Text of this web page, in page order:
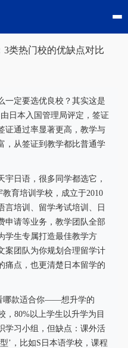
类热门校的优缺点对比
一定要选优良校？其实这是
日本入国管理局评定，签证
证通过率显著更高，教学与
，从签证到教学都比普通学
宇日语，很多同学都选它，
育培训学校，成立于2010
言培训、留学考试培训、日
申请等业务，教学团队全部
学生专属打造最佳教学方
案团队为你规划合理留学计
痛点，也更清楚日本留学的
哪款适合你——想升学的
，80%以上学生以升学为目
学习小组，但缺点：课外活
’，比如S日本语学校，课程